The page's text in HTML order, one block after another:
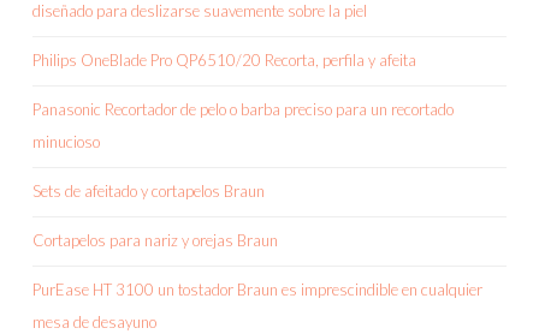
diseñado para deslizarse suavemente sobre la piel
Philips OneBlade Pro QP6510/20 Recorta, perfila y afeita
Panasonic Recortador de pelo o barba preciso para un recortado
minucioso
Sets de afeitado y cortapelos Braun
Cortapelos para nariz y orejas Braun
PurEase HT 3100 un tostador Braun es imprescindible en cualquier
mesa de desayuno